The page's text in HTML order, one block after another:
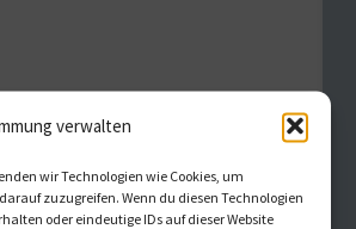
verwalten
wir Technologien wie Cookies, um
zuzugreifen. Wenn du diesen Technologien
oder eindeutige IDs auf dieser Website